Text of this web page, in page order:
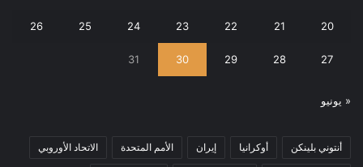
20
21
22
23
24
25
26
27
28
29
30
31
« يونيو
أنتوني بلينكن أوكرانيا إيران الأمم المتحدة الاتحاد الأوروبي